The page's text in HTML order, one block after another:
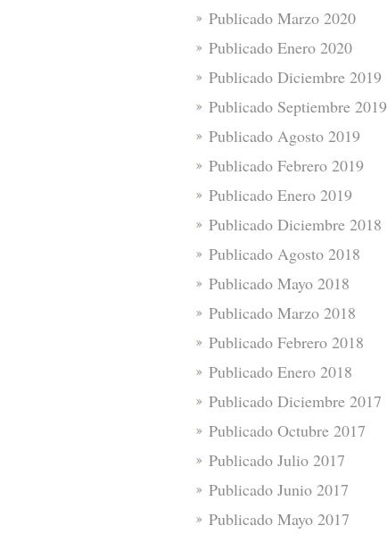
Publicado Marzo 2020
Publicado Enero 2020
Publicado Diciembre 2019
Publicado Septiembre 2019
Publicado Agosto 2019
Publicado Febrero 2019
Publicado Enero 2019
Publicado Diciembre 2018
Publicado Agosto 2018
Publicado Mayo 2018
Publicado Marzo 2018
Publicado Febrero 2018
Publicado Enero 2018
Publicado Diciembre 2017
Publicado Octubre 2017
Publicado Julio 2017
Publicado Junio 2017
Publicado Mayo 2017